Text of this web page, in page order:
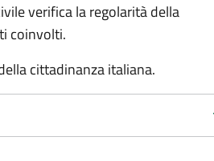
verifica la regolarità della
coinvolti.
cittadinanza italiana.